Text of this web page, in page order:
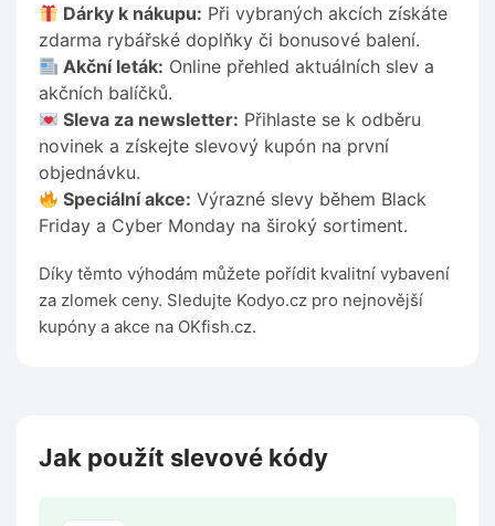
Dárky k nákupu: Při vybraných akcích získáte
zdarma rybářské doplňky či bonusové balení.
Akční leták: Online přehled aktuálních slev a
akčních balíčků.
Sleva za newsletter: Přihlaste se k odběru
novinek a získejte slevový kupón na první
objednávku.
Speciální akce: Výrazné slevy během Black
Friday a Cyber Monday na široký sortiment.
Díky těmto výhodám můžete pořídit kvalitní vybavení
za zlomek ceny. Sledujte Kodyo.cz pro nejnovější
kupóny a akce na OKfish.cz.
Jak použít slevové kódy